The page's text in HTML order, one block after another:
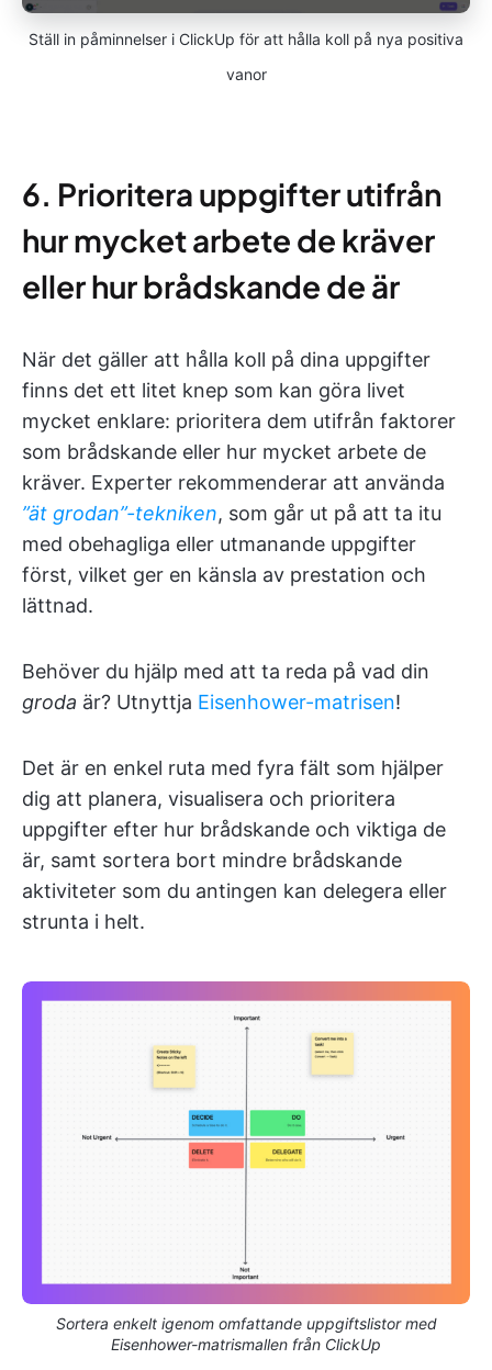
Ställ in påminnelser i ClickUp för att hålla koll på nya positiva
vanor
6. Prioritera uppgifter utifrån
hur mycket arbete de kräver
eller hur brådskande de är
När det gäller att hålla koll på dina uppgifter
finns det ett litet knep som kan göra livet
mycket enklare: prioritera dem utifrån faktorer
som brådskande eller hur mycket arbete de
kräver. Experter rekommenderar att använda
”ät grodan”-tekniken, som går ut på att ta itu
med obehagliga eller utmanande uppgifter
först, vilket ger en känsla av prestation och
lättnad.
Behöver du hjälp med att ta reda på vad din
groda är? Utnyttja Eisenhower-matrisen!
Det är en enkel ruta med fyra fält som hjälper
dig att planera, visualisera och prioritera
uppgifter efter hur brådskande och viktiga de
är, samt sortera bort mindre brådskande
aktiviteter som du antingen kan delegera eller
strunta i helt.
Sortera enkelt igenom omfattande uppgiftslistor med
Eisenhower-matrismallen från ClickUp